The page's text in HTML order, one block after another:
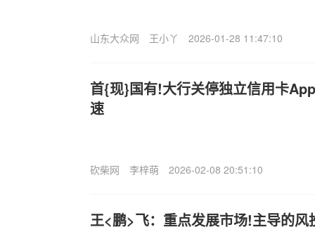
山东大众网 王小丫 2026-01-28 11:47:10
首{现}国有!大行关停独立信用卡
速
砍柴网 李梓萌 2026-02-08 20:51:10
王<鹏>飞：重点发展市场!主导的